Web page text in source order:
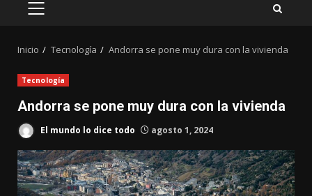
MENÚ
Inicio Tecnología Andorra se pone muy dura con la vivienda
Tecnología
Andorra se pone muy dura con la vivienda
El mundo lo dice todo agosto 1, 2024